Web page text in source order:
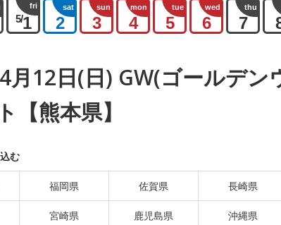
fri
5/1
sat
2
sun
3
mon
4
tue
5
wed
6
thu
7
月12日(日) GW(ゴールデン
【熊本県】
む
福岡県 佐賀県 長崎県
宮崎県 鹿児島県 沖縄県